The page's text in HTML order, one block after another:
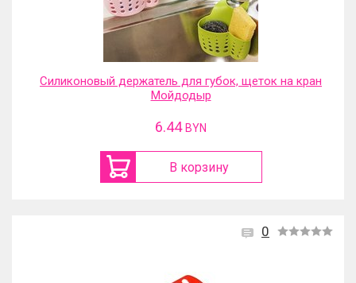
Силиконовый держатель для губок, щеток на кран
Мойдодыр
6.44 BYN
В корзину
0